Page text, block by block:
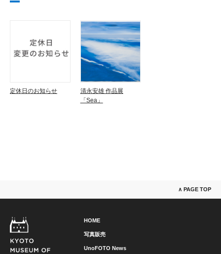
定休日のお知らせ
清永安雄 作品展
「Sea」
∧ PAGE TOP
HOME
写真販売
UnoFOTO News